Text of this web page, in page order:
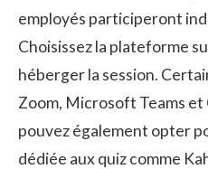
employés participeront
Choisissez la plateforme
héberger la session.
Zoom, Microsoft Teams
pouvez également opter
dédiée aux quiz comme